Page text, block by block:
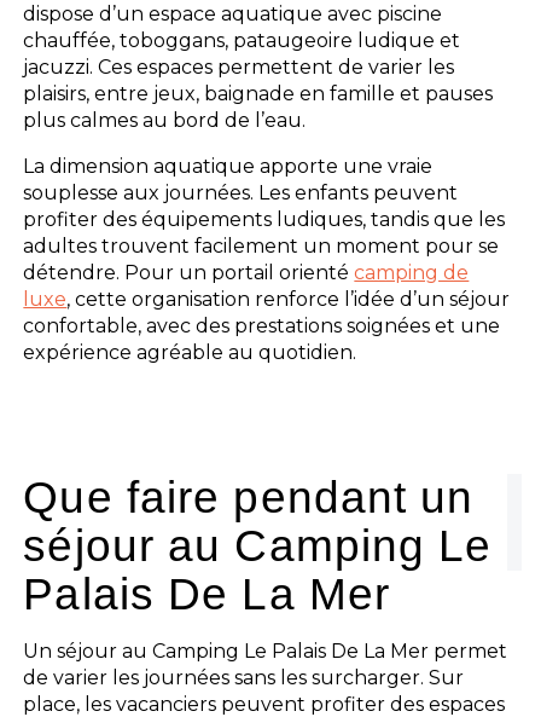
dispose d’un espace aquatique avec piscine
chauffée, toboggans, pataugeoire ludique et
jacuzzi. Ces espaces permettent de varier les
plaisirs, entre jeux, baignade en famille et pauses
plus calmes au bord de l’eau.
La dimension aquatique apporte une vraie
souplesse aux journées. Les enfants peuvent
profiter des équipements ludiques, tandis que les
adultes trouvent facilement un moment pour se
détendre. Pour un portail orientécamping de
luxe, cette organisation renforce l’idée d’un séjour
confortable, avec des prestations soignées et une
expérience agréable au quotidien.
Que faire pendant un
séjour au Camping Le
Palais De La Mer
Un séjour au Camping Le Palais De La Mer permet
de varier les journées sans les surcharger. Sur
place, les vacanciers peuvent profiter des espaces